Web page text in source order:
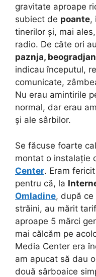
gravitate aproape
subiect de poante,
tinerilor și, mai
radio. De câte ori
paznja,
indicau începutul,
comunicate,
Nu erau amintirile
normal, dar erau
și ale sârbilor.
Se făcuse foarte
montat o instalație
Center. Eram
pentru că, la
Omladine, după
străini, au mărit
aproape 5 mărci
mai călcăm pe
Media Center era
am apucat să dau
două sârboaice